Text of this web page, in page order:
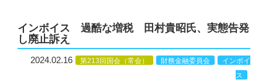
インボイス 過酷な増税 田村貴昭氏、実態告発
し廃止訴え
2024.02.16 第213回国会（常会） 財務金融委員会
インボイ
ス